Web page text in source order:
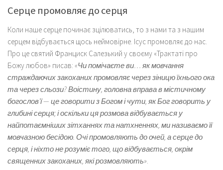
Серце промовляє до серця
Коли наше серце починає зцілюватись, то з нами та з нашим
серцем відбувається щось неймовірне. Ісус промовляє до нас.
Про це святий Франциск Салезький у своєму «Трактаті про
Божу любов» писав: «Чи помічаєте ви… як мовчання
страждаючих закоханих промовляє через зіницю їхнього ока
та через сльози? Воістину, головна вправа в містичному
богослов’ї — це говорити з Богом і чути, як Бог говорить у
глибині серця; і оскільки ця розмова відбувається у
найпотаємніших зітханнях та натхненнях, ми називаємо її
мовчазною бесідою. Очі промовляють до очей, а серце до
серця, і ніхто не розуміє того, що відбувається, окрім
священних закоханих, які розмовляють».